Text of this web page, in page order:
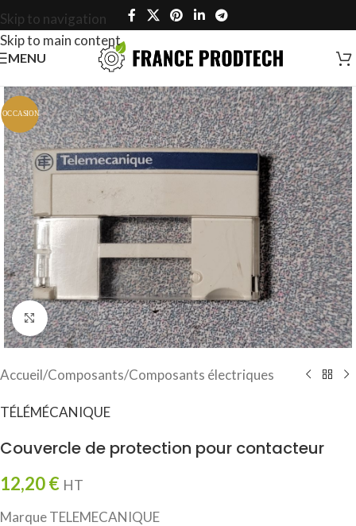
Skip to navigation
Skip to main content
MENU
Click to enlarge
Accueil/Composants/Composants électriques
TÉLÉMÉCANIQUE
Couvercle de protection pour contacteur
12,20€ HT
Marque TELEMECANIQUE